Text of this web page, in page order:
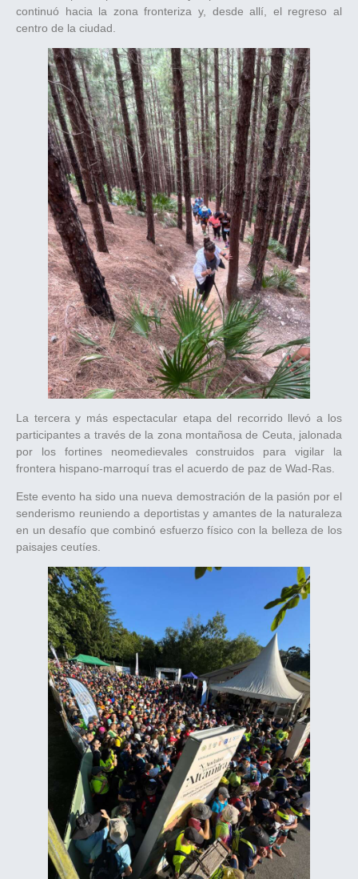
continuó hacia la zona fronteriza y, desde allí, el regreso al
centro de la ciudad.
La tercera y más espectacular etapa del recorrido llevó a los
participantes a través de la zona montañosa de Ceuta, jalonada
por los fortines neomedievales construidos para vigilar la
frontera hispano-marroquí tras el acuerdo de paz de Wad-Ras.
Este evento ha sido una nueva demostración de la pasión por el
senderismo reuniendo a deportistas y amantes de la naturaleza
en un desafío que combinó esfuerzo físico con la belleza de los
paisajes ceutíes.